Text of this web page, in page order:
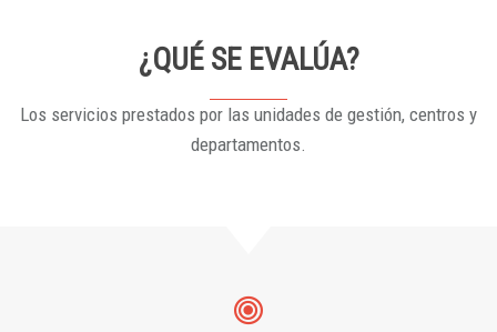
¿QUÉ SE EVALÚA?
Los servicios prestados por las unidades de gestión, centros y
departamentos.